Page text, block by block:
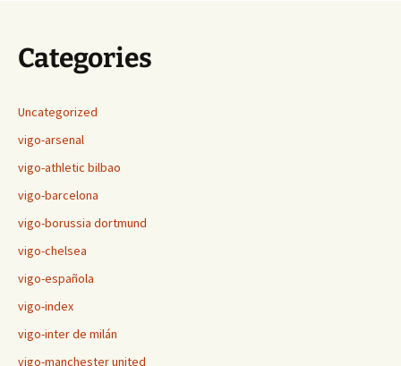
Categories
Uncategorized
vigo-arsenal
vigo-athletic bilbao
vigo-barcelona
vigo-borussia dortmund
vigo-chelsea
vigo-española
vigo-index
vigo-inter de milán
vigo-manchester united